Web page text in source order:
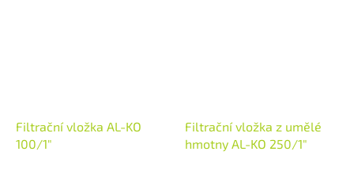
Filtrační vložka AL-KO
100/1"
Filtrační vložka z umělé
hmotny AL-KO 250/1"